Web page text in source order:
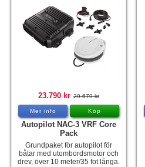
23.790 kr 29.679 kr
Mer info Köp
Autopilot NAC-3 VRF Core
Pack
Grundpaket för autopilot för
båtar med utombordsmotor och
drev, över 10 meter/35 fot långa.